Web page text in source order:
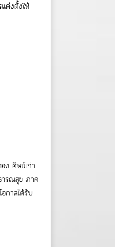
ต่งตั้งให้
ง ศิษย์เก่า
ารณสุข ภาค
กาสได้รับ